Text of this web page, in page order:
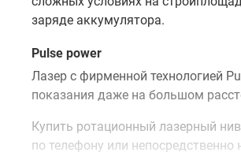
заряде аккумулятора.
Pulse power
Лазер с фирменной технологией
показания даже на большом
Купить ротационный лазерный
по телефону или